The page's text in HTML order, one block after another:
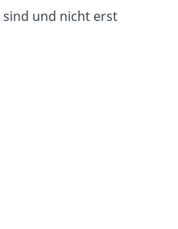
sind und nicht erst